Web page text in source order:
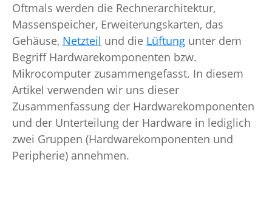
Oftmals werden die Rechnerarchitektur,
Massenspeicher, Erweiterungskarten, das
Gehäuse, Netzteil und die Lüftung unter dem
Begriff Hardwarekomponenten bzw.
Mikrocomputer zusammengefasst. In diesem
Artikel verwenden wir uns dieser
Zusammenfassung der Hardwarekomponenten
und der Unterteilung der Hardware in lediglich
zwei Gruppen (Hardwarekomponenten und
Peripherie) annehmen.